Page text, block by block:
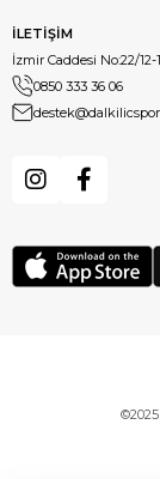
İLETİŞİM
İzmir Caddesi No:22/12-
0850 333 36 06